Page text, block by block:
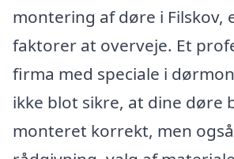
montering af døre i Filskov,
faktorer at overveje. Et
firma med speciale i
ikke blot sikre, at dine døre
monteret korrekt, men